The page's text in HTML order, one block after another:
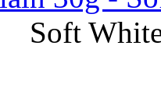
White